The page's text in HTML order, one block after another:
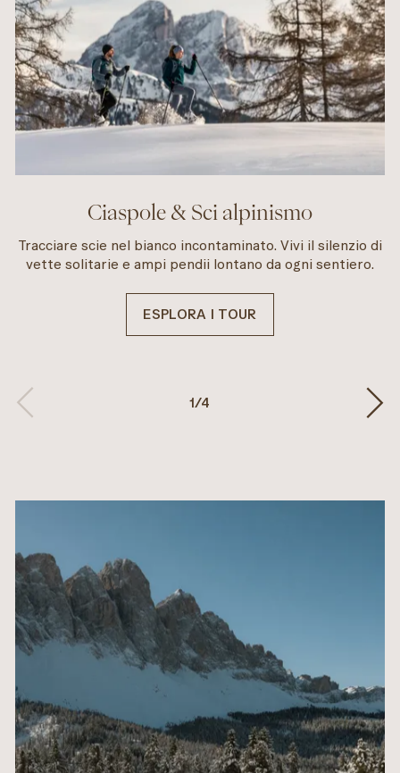
Ciaspole & Sci alpinismo
Tracciare scie nel bianco incontaminato. Vivi il silenzio di
vette solitarie e ampi pendii lontano da ogni sentiero.
ESPLORA I TOUR
1/4